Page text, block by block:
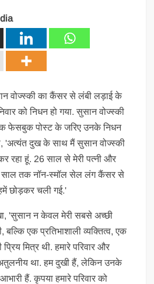
वोज्स्की का कैंसर से लंबी लड़ाई के
को निधन हो गया. सुसान वोज्स्की
फेसबुक पोस्ट के जरिए उनके निधन
'अत्यंत दुख के साथ मैं सुसान वोज्स्की
रहा हूं. 26 साल से मेरी पत्नी और
2 साल तक नॉन-स्मॉल सेल लंग कैंसर से
छोड़कर चली गई.'
'सुसान न केवल मेरी सबसे अच्छी
बल्कि एक प्रतिभाशाली व्यक्तित्व, एक
मित्र थी. हमारे परिवार और
अतुलनीय था. हम दुखी हैं, लेकिन उनके
हैं. कृपया हमारे परिवार को